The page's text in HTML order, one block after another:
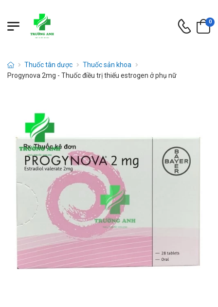
0
Thuốc tân dược
Thuốc sản khoa
Progynova 2mg - Thuốc điều trị thiếu estrogen ở phụ nữ